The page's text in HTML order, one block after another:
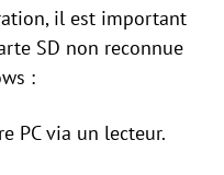
il est important
SD non reconnue
:
PC via un lecteur.